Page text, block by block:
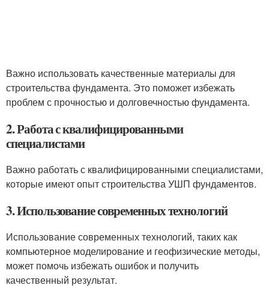
Важно использовать качественные материалы для
строительства фундамента. Это поможет избежать
проблем с прочностью и долговечностью фундамента.
2. Работа с квалифицированными
специалистами
Важно работать с квалифицированными специалистами,
которые имеют опыт строительства УШП фундаментов.
3. Использование современных технологий
Использование современных технологий, таких как
компьютерное моделирование и геофизические методы,
может помочь избежать ошибок и получить
качественный результат.